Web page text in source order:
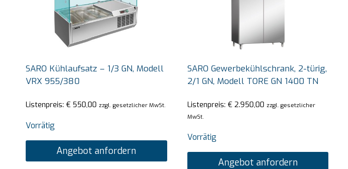
SARO Kühlaufsatz – 1/3 GN, Modell
VRX 955/380
Listenpreis: € 550,00 zzgl. gesetzlicher MwSt.
Vorrätig
Angebot anfordern
SARO Gewerbekühlschrank, 2-türig,
2/1 GN, Modell TORE GN 1400 TN
Listenpreis: €2.950,00 zzgl. gesetzlicher
MwSt.
Vorrätig
Angebot anfordern